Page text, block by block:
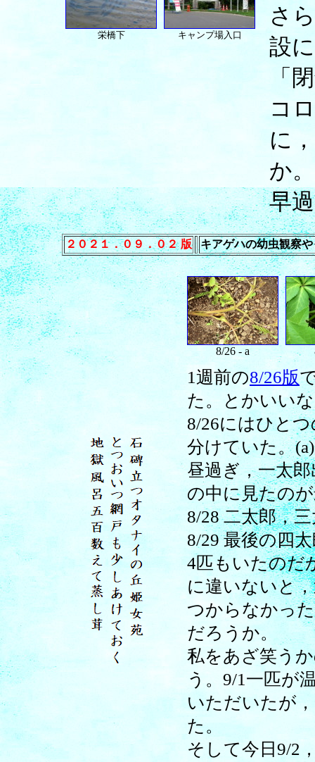
栄橋下 キャンプ場入口
さ
設
「
コ
に
か。
早
２０２１．０９．０２ 版 キアゲハの幼虫観察
8/26 - a
1週前の8/26版
た。とかいい
8/26にはひと
分けていた。
昼過ぎ，一太
の中に見たの
8/28 二太郎，
8/29 最後の四
4匹もいたのだ
に違いないと
つからなかっ
だろうか。
私をあざ笑う
う。9/1一匹が
いただいたが
た。
そして今日9/2